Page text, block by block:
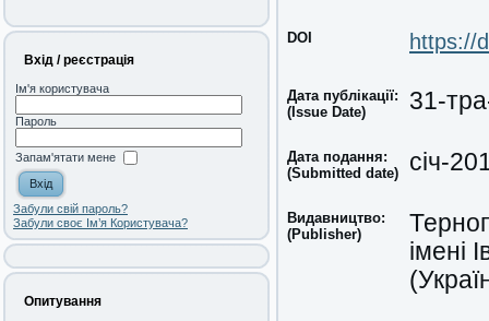
Вхід / реєстрація
Ім'я користувача
Пароль
Запам'ятати мене
Забули свій пароль?
Забули своє Ім’я Користувача?
Опитування
DOI https://
Дата публікації:
(Issue Date)
31-
Дата подання:
(Submitted date)
січ-
Видавництво:
(Publisher)
імені